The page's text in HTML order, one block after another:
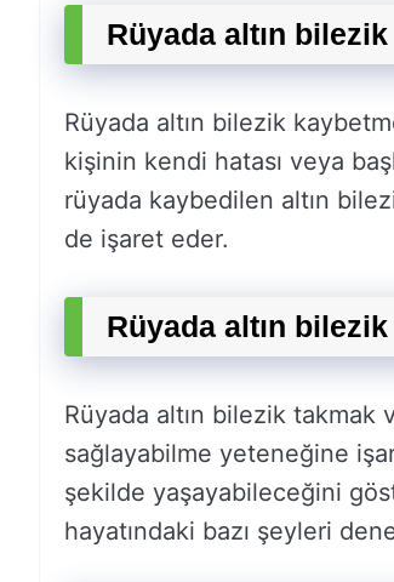
Rüyada altın
Rüyada altın bilezik
kişinin kendi hatası veya
rüyada kaybedilen altın
de işaret eder.
Rüyada altın
Rüyada altın bilezik takmak
sağlayabilme yeteneğine
şekilde yaşayabileceğini
hayatındaki bazı şeyleri